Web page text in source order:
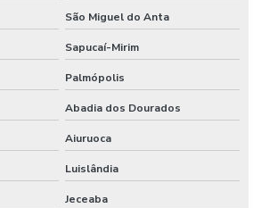
São Miguel do Anta
Sapucaí-Mirim
Palmópolis
Abadia dos Dourados
Aiuruoca
Luislândia
Jeceaba